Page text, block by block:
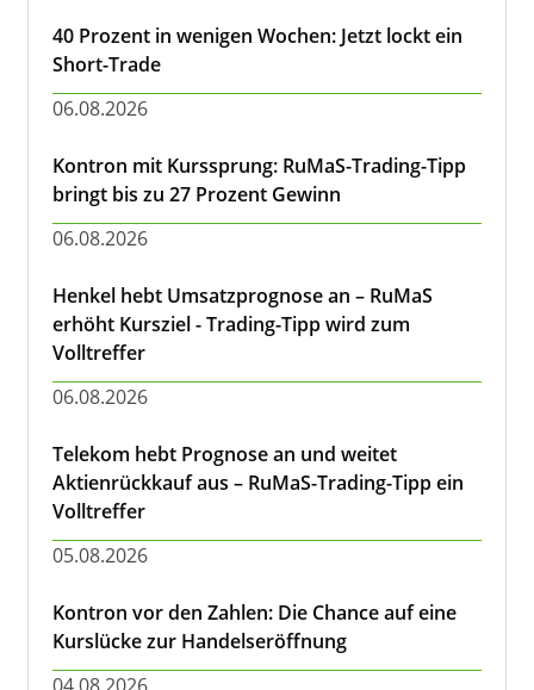
40 Prozent in wenigen Wochen: Jetzt lockt ein
Short-Trade
06.08.2026
Kontron mit Kurssprung: RuMaS-Trading-Tipp
bringt bis zu 27 Prozent Gewinn
06.08.2026
Henkel hebt Umsatzprognose an – RuMaS
erhöht Kursziel - Trading-Tipp wird zum
Volltreffer
06.08.2026
Telekom hebt Prognose an und weitet
Aktienrückkauf aus – RuMaS-Trading-Tipp ein
Volltreffer
05.08.2026
Kontron vor den Zahlen: Die Chance auf eine
Kurslücke zur Handelseröffnung